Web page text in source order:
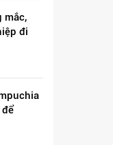
mắc,
đi